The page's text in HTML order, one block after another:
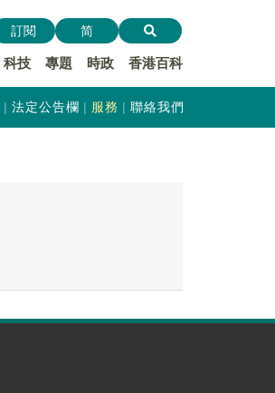
科技 專題 時政 香港百科
訂閱 简
法定公告欄 服務 聯絡我們